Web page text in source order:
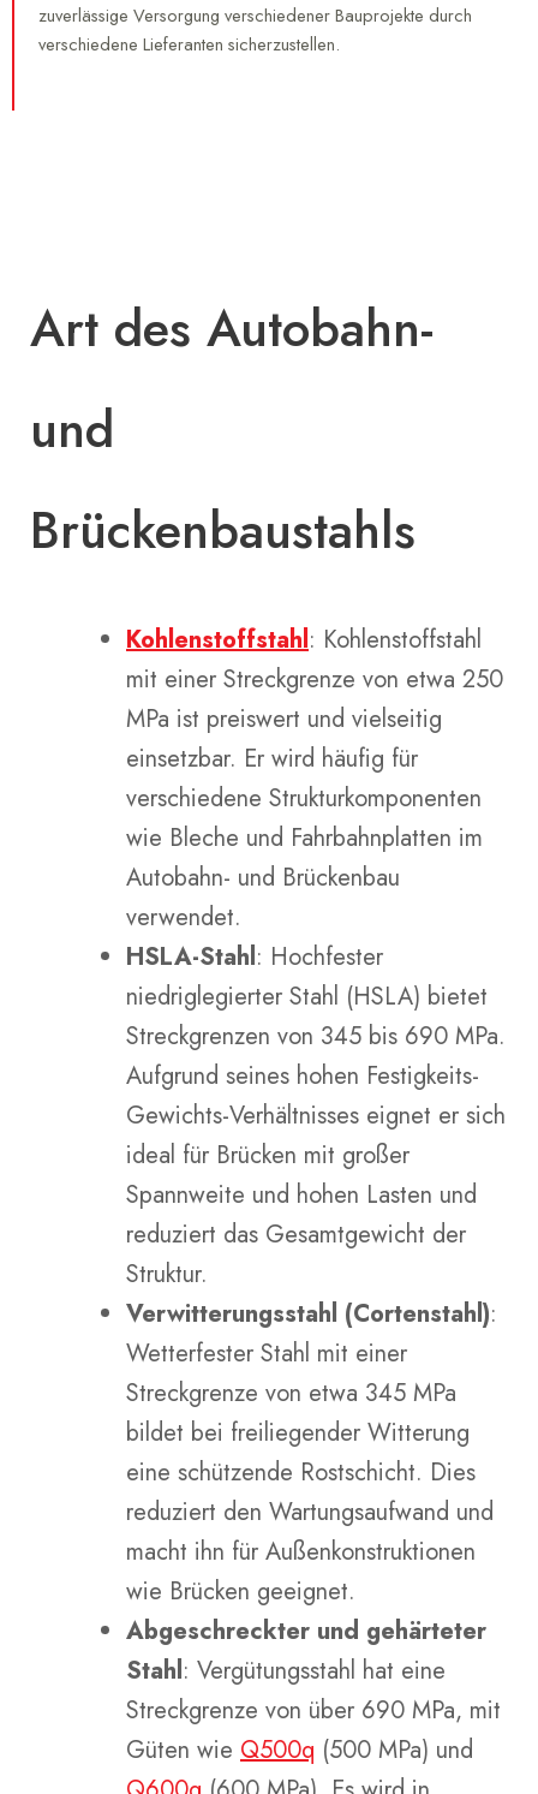
zuverlässige Versorgung verschiedener Bauprojekte durch
verschiedene Lieferanten sicherzustellen.
Art des Autobahn-
und
Brückenbaustahls
Kohlenstoffstahl: Kohlenstoffstahl
mit einer Streckgrenze von etwa 250
MPa ist preiswert und vielseitig
einsetzbar. Er wird häufig für
verschiedene Strukturkomponenten
wie Bleche und Fahrbahnplatten im
Autobahn- und Brückenbau
verwendet.
HSLA-Stahl: Hochfester
niedriglegierter Stahl (HSLA) bietet
Streckgrenzen von 345 bis 690 MPa.
Aufgrund seines hohen Festigkeits-
Gewichts-Verhältnisses eignet er sich
ideal für Brücken mit großer
Spannweite und hohen Lasten und
reduziert das Gesamtgewicht der
Struktur.
Verwitterungsstahl (Cortenstahl):
Wetterfester Stahl mit einer
Streckgrenze von etwa 345 MPa
bildet bei freiliegender Witterung
eine schützende Rostschicht. Dies
reduziert den Wartungsaufwand und
macht ihn für Außenkonstruktionen
wie Brücken geeignet.
Abgeschreckter und gehärteter
Stahl: Vergütungsstahl hat eine
Streckgrenze von über 690 MPa, mit
Güten wie Q500q (500 MPa) und